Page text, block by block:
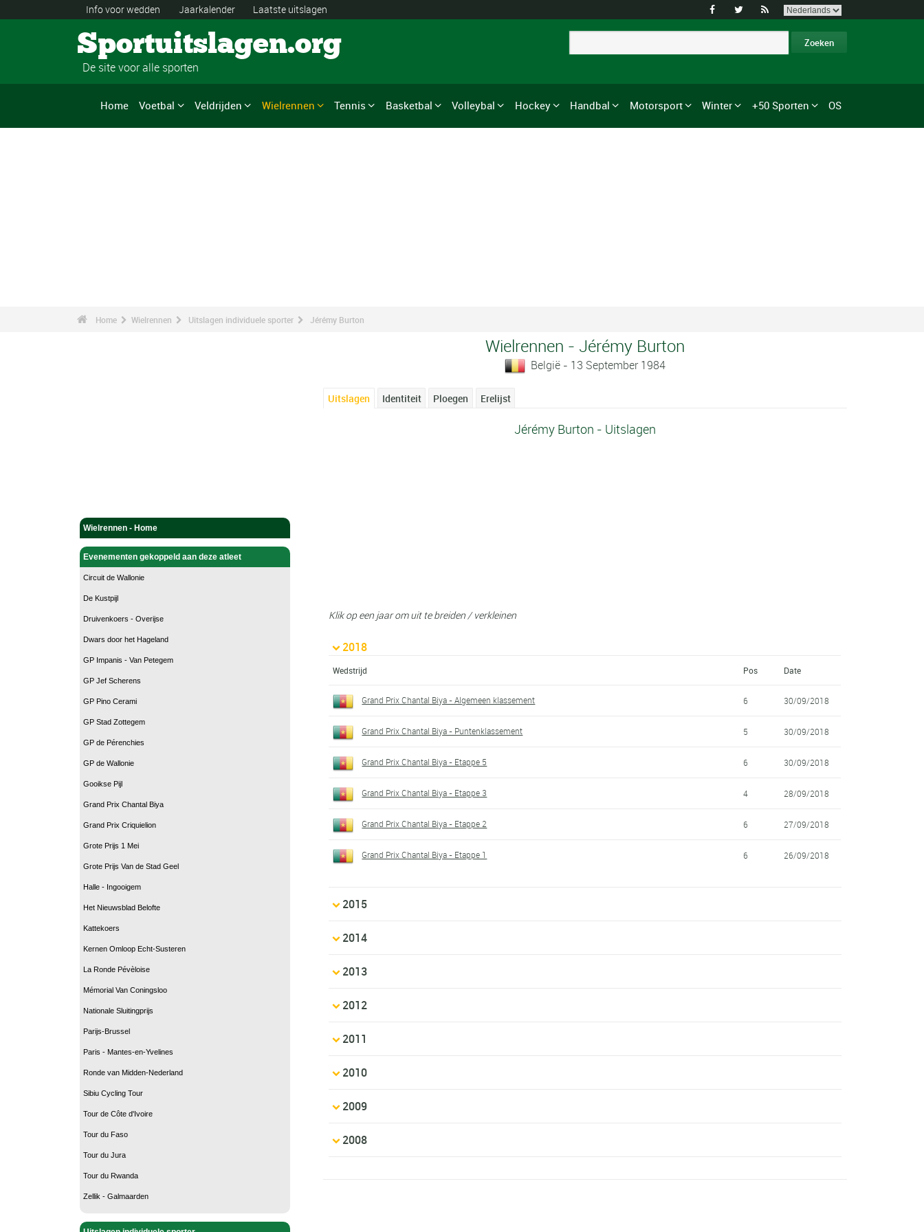
Info voor wedden Jaarkalender Laatste uitslagen   
Sportuitslagen.org
De site voor alle sporten
Home Voetbal Veldrijden Wielrennen Tennis Basketbal Volleybal Hockey Handbal Motorsport Winter +50 Sporten OS
Home Wielrennen Uitslagen individuele sporter Jérémy Burton
Wielrennen - Home
Evenementen gekoppeld aan deze atleet
Circuit de Wallonie
De Kustpijl
Druivenkoers - Overijse
Dwars door het Hageland
GP Impanis - Van Petegem
GP Jef Scherens
GP Pino Cerami
GP Stad Zottegem
GP de Pérenchies
GP de Wallonie
Gooikse Pijl
Grand Prix Chantal Biya
Grand Prix Criquielion
Grote Prijs 1 Mei
Grote Prijs Van de Stad Geel
Halle - Ingooigem
Het Nieuwsblad Belofte
Kattekoers
Kernen Omloop Echt-Susteren
La Ronde Pévèloise
Mémorial Van Coningsloo
Nationale Sluitingprijs
Parijs-Brussel
Paris - Mantes-en-Yvelines
Ronde van Midden-Nederland
Sibiu Cycling Tour
Tour de Côte d'Ivoire
Tour du Faso
Tour du Jura
Tour du Rwanda
Zellik - Galmaarden
Wielrennen - Jérémy Burton
België - 13 September 1984
Uitslagen Identiteit Ploegen Erelijst
Jérémy Burton - Uitslagen
Klik op een jaar om uit te breiden / verkleinen
2018
Wedstrijd Pos Date
Grand Prix Chantal Biya - Algemeen klassement 6 30/09/2018
Grand Prix Chantal Biya - Puntenklassement 5 30/09/2018
Grand Prix Chantal Biya - Etappe 5 6 30/09/2018
Grand Prix Chantal Biya - Etappe 3 4 28/09/2018
Grand Prix Chantal Biya - Etappe 2 6 27/09/2018
Grand Prix Chantal Biya - Etappe 1 6 26/09/2018
2015
2014
2013
2012
2011
2010
2009
2008